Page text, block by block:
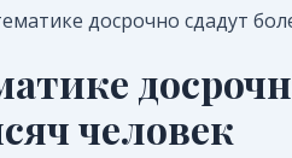
досрочно сдадут
человек